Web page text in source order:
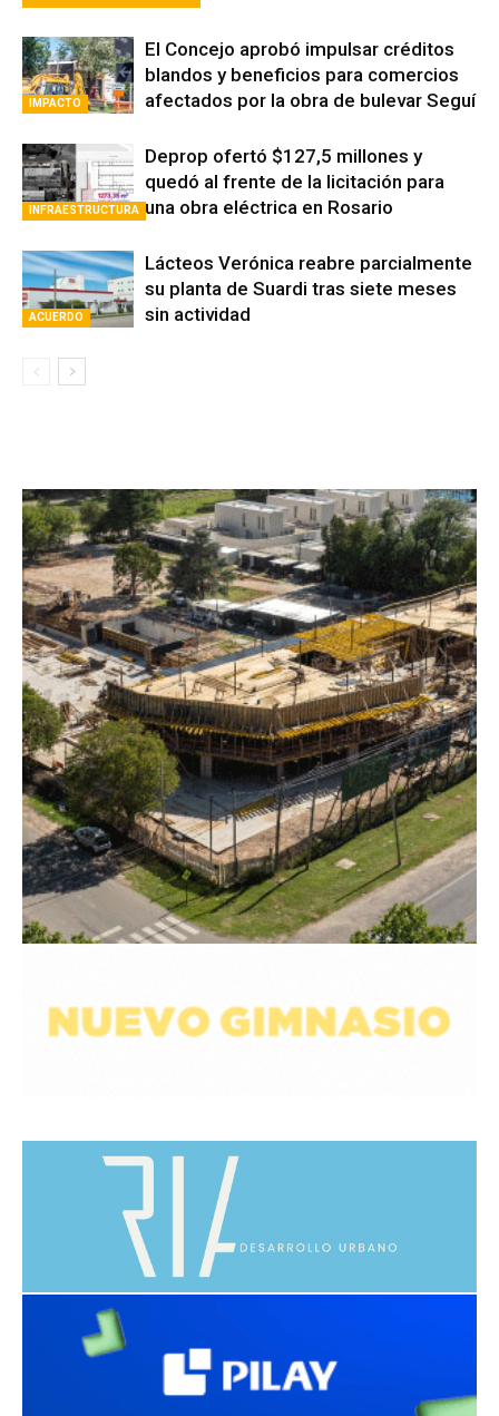
IMPACTO
El Concejo aprobó impulsar créditos
blandos y beneficios para comercios
afectados por la obra de bulevar Seguí
INFRAESTRUCTURA
Deprop ofertó $127,5 millones y
quedó al frente de la licitación para
una obra eléctrica en Rosario
ACUERDO
Lácteos Verónica reabre parcialmente
su planta de Suardi tras siete meses
sin actividad